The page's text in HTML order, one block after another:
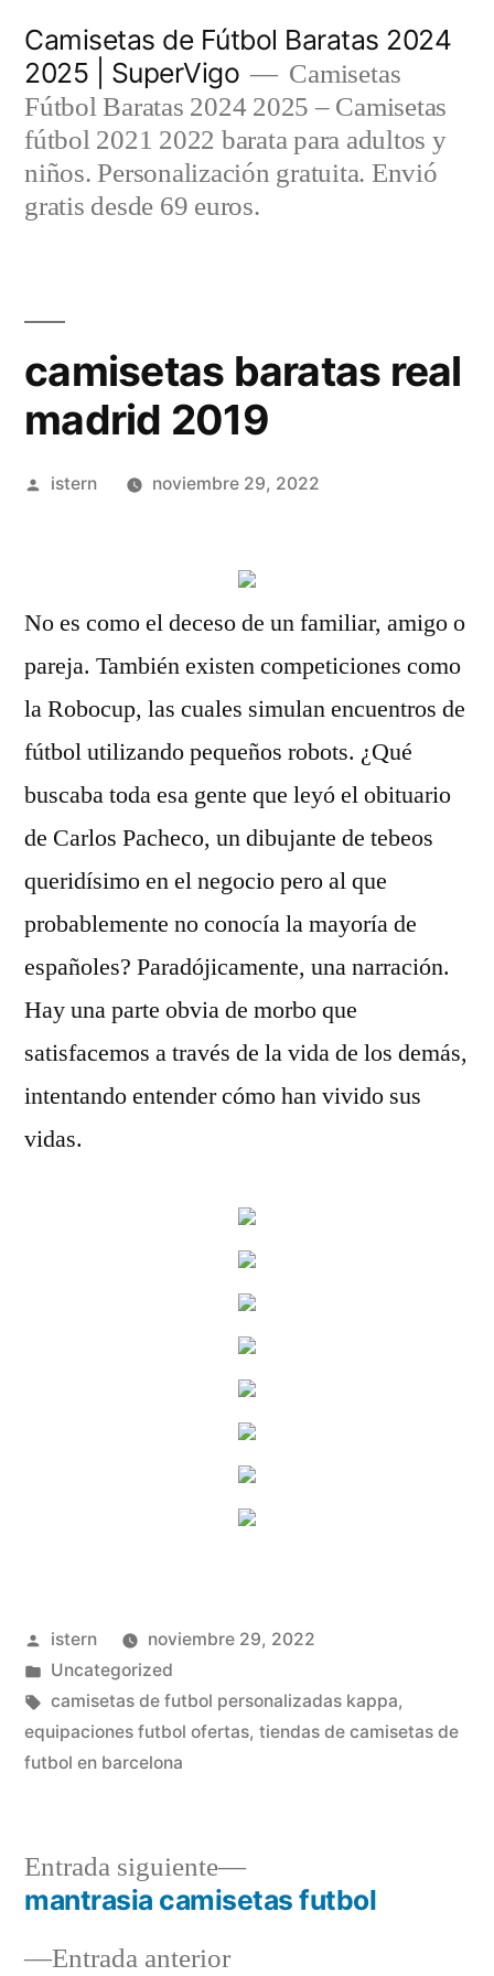
contenido
Camisetas de Fútbol Baratas 2024
2025 | SuperVigo
Camisetas
Fútbol Baratas 2024 2025 – Camisetas
fútbol 2021 2022 barata para adultos y
niños. Personalización gratuita. Envió
gratis desde 69 euros.
camisetas baratas real
madrid 2019
Publicado
istern noviembre 29, 2022
No es como el deceso de un familiar, amigo o
pareja. También existen competiciones como
la Robocup, las cuales simulan encuentros de
fútbol utilizando pequeños robots. ¿Qué
buscaba toda esa gente que leyó el obituario
de Carlos Pacheco, un dibujante de tebeos
queridísimo en el negocio pero al que
probablemente no conocía la mayoría de
españoles? Paradójicamente, una narración.
Hay una parte obvia de morbo que
satisfacemos a través de la vida de los demás,
intentando entender cómo han vivido sus
vidas.
Publicado
por
istern
noviembre 29, 2022
Publicado
en
Uncategorized
Etiquetas:
camisetas de futbol personalizadas kappa,
equipaciones futbol ofertas, tiendas de camisetas de
futbol en barcelona
Navegación
Entrada anteriorEntrada
Entrada siguiente
Entrada
siguiente:
mantrasia camisetas futbol